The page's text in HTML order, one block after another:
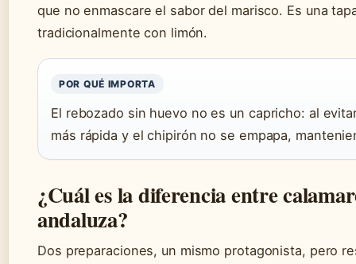
que no enmascare el sabor del marisco. Es una
tradicionalmente con limón.
POR QUÉ IMPORTA
El rebozado sin huevo no es un capricho: al
más rápida y el chipirón no se empapa,
¿Cuál es la diferencia entre
andaluza?
Dos preparaciones, un mismo protagonista, pero